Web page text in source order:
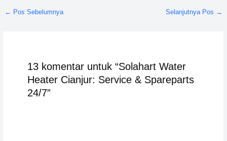
← Pos Sebelumnya Selanjutnya Pos →
13 komentar untuk “Solahart Water
Heater Cianjur: Service & Spareparts
24/7”